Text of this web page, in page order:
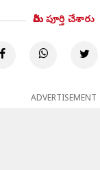
మీరు పూర్తి చేశారు
ADVERTISEMENT